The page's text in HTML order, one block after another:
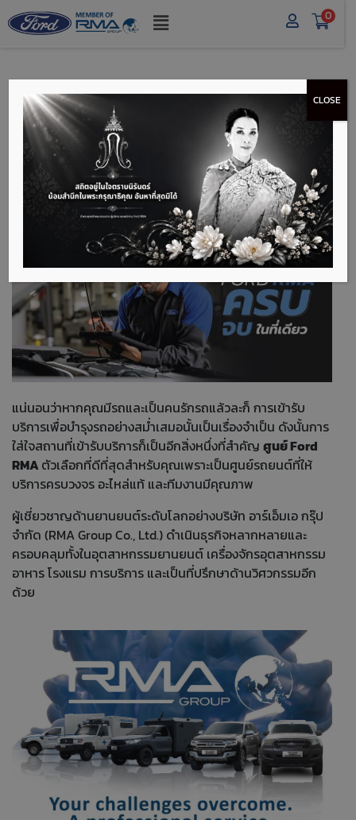
0
นำรถเข้า ศูนย์ FORD
RMA ครบจบในที่เดียว
นำรถเข้า ศูนย์ Ford RMA ครบจบในที่เดียว
แน่นอนว่าหากคุณมีรถและเป็นคนรักรถแล้วละก็ การเข้ารับ
บริการเพื่อบำรุงรถอย่างสม่ำเสมอนั้นเป็นเรื่องจำเป็น ดังนั้นการ
ใส่ใจสถานที่เข้ารับบริการก็เป็นอีกสิ่งหนึ่งที่สำคัญ ศูนย์ Ford
RMAตัวเลือกที่ดีที่สุดสำหรับคุณเพราะเป็นศูนย์รถยนต์ที่ให้
บริการครบวงจร อะไหล่แท้ และทีมงานมีคุณภาพ
ผู้เชี่ยวชาญด้านยานยนต์ระดับโลกอย่างบริษัท อาร์เอ็มเอ กรุ๊ป
จำกัด (RMA Group Co., Ltd.) ดำเนินธุรกิจหลากหลายและ
ครอบคลุมทั้งในอุตสาหกรรมยานยนต์ เครื่องจักรอุตสาหกรรม
อาหาร โรงแรม การบริการ และเป็นที่ปรึกษาด้านวิศวกรรมอีก
ด้วย
CLOSE